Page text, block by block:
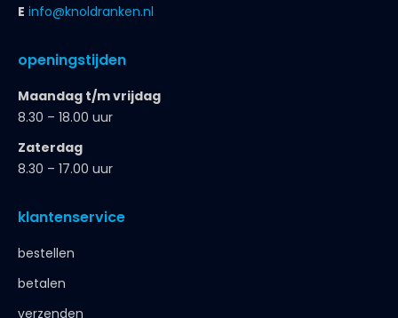
E info@knoldranken.nl
openingstijden
Maandag t/m vrijdag
8.30 – 18.00 uur
Zaterdag
8.30 – 17.00 uur
klantenservice
bestellen
betalen
verzenden